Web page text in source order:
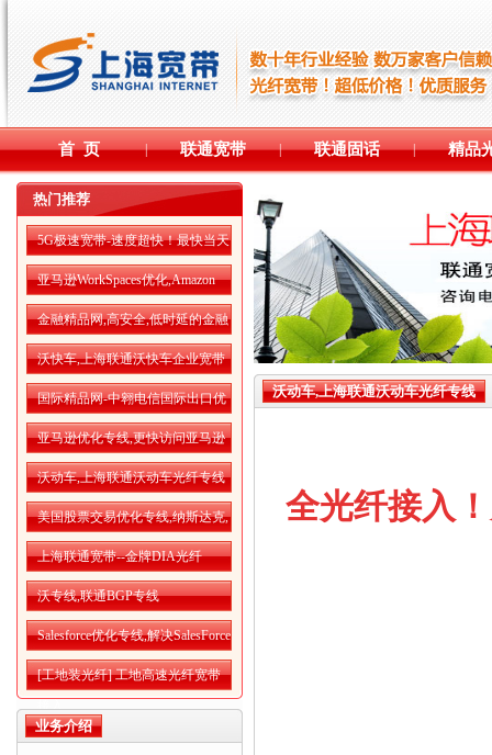
首 页 | 联通宽带 | 联通固话 | 精品
热门推荐
5G极速宽带-速度超快！最快当天
开通！
亚马逊WorkSpaces优化,Amazon
WorkSpaces运行更流畅
金融精品网,高安全,低时延的金融
精品网
沃快车,上海联通沃快车企业宽带
国际精品网-中翱电信国际出口优
化专线
亚马逊优化专线,更快访问亚马逊
AWS云服务
沃动车,上海联通沃动车光纤专线
美国股票交易优化专线,纳斯达克,
纽交所优化网络
上海联通宽带--金牌DIA光纤
沃专线,联通BGP专线
Salesforce优化专线,解决SalesForce
CRM访问慢
[工地装光纤] 工地高速光纤宽带
接入
业务介绍
沃动车,上海联通沃动车光纤专线
全光纤接入